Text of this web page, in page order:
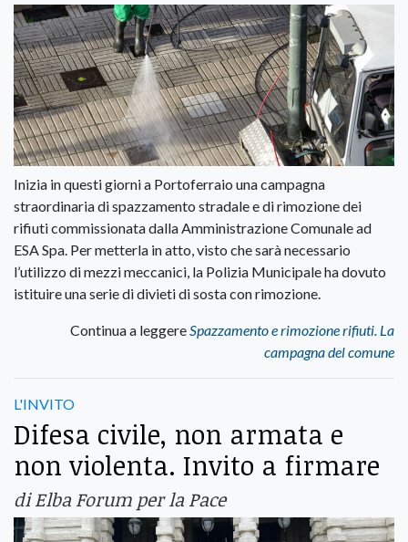
Inizia in questi giorni a Portoferraio una campagna
straordinaria di spazzamento stradale e di rimozione dei
rifiuti commissionata dalla Amministrazione Comunale ad
ESA Spa. Per metterla in atto, visto che sarà necessario
l’utilizzo di mezzi meccanici, la Polizia Municipale ha dovuto
istituire una serie di divieti di sosta con rimozione.
Continua a leggereSpazzamento e rimozione rifiuti. La
campagna del comune
L'INVITO
Difesa civile, non armata e
non violenta. Invito a firmare
di Elba Forum per la Pace